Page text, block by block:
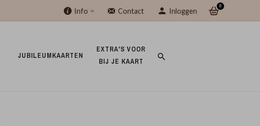
Info Contact Inloggen
0
JUBILEUMKAARTEN
EXTRA'S VOOR
BIJ JE KAART